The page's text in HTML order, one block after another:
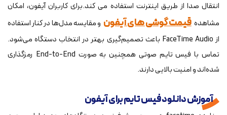
انتقال صدا از طریق اینترنت استفاده می کند.برای کاربران آیفون، امکان
مشاهده قیمت گوشی های آیفون و مقایسه مدل‌ها در کنار استفاده
از FaceTime Audio باعث تصمیم‌گیری بهتر در انتخاب دستگاه می‌شود.
تماس با فیس تایم صوتی همچنین به صورت End-to-End رمزگذاری
شده‌اند و امنیت بالایی دارند.
آموزش دانلود فیس تایم برای آیفون